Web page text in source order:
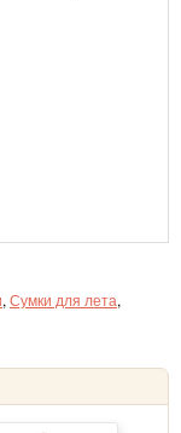
, Сумки для лета,